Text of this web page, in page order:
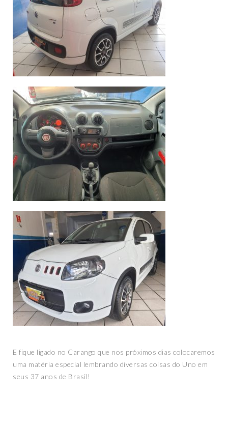
E fique ligado no Carango que nos próximos dias colocaremos
uma matéria especial lembrando diversas coisas do Uno em
seus 37 anos de Brasil!